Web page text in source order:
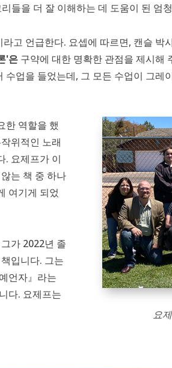
들을 더 잘 이해하는 데 도움이 된 엄
고 언급한다. 요셉에 따르면, 캔슬
'은 구약에 대한 명확한 관점을 제시해
업을 들었는데, 그 모든 수업이 그
한 역할을 했
위적인 노래
. 요제프가 이
는 책 중 하나
여기게 되었
가 2022년 졸
입니다. 그는
언자』라는
다. 요제프는
요